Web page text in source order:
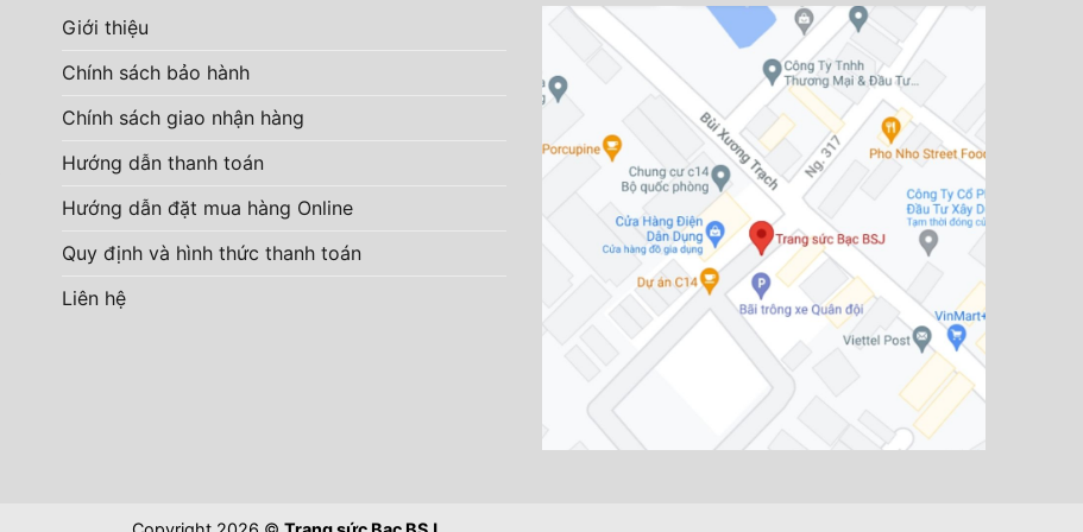
Giới thiệu
Chính sách bảo hành
Chính sách giao nhận hàng
Hướng dẫn thanh toán
Hướng dẫn đặt mua hàng Online
Quy định và hình thức thanh toán
Liên hệ